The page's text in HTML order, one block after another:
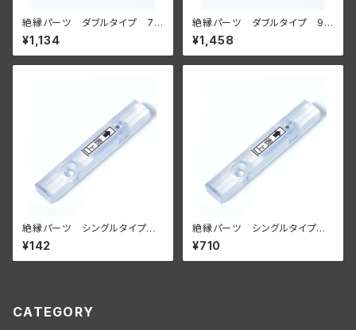
絶縁パーツ ダブルタイプ 7
個セット【壁面に付ける場合】
¥1,134
絶縁パーツ ダブルタイプ 9
個セット【壁面に付ける場合】
¥1,458
絶縁パーツ シングルタイプ
単品【壁面に付ける場合】
¥142
絶縁パーツ シングルタイプ
５個セット【壁面に付ける場合】
¥710
CATEGORY